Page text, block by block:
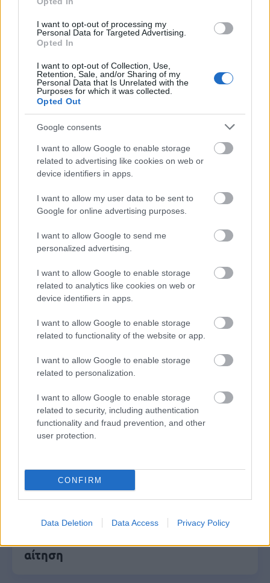
I want to opt-out of processing my
Personal Data for Targeted Advertising.
Opted In
I want to opt-out of Collection, Use,
Retention, Sale, and/or Sharing of my
Personal Data that Is Unrelated with the
Purposes for which it was collected.
Opted Out
Google consents
I want to allow Google to enable storage
related to advertising like cookies on web or
device identifiers in apps.
I want to allow my user data to be sent to
Google for online advertising purposes.
I want to allow Google to send me
personalized advertising.
I want to allow Google to enable storage
related to analytics like cookies on web or
device identifiers in apps.
I want to allow Google to enable storage
related to functionality of the website or app.
I want to allow Google to enable storage
related to personalization.
I want to allow Google to enable storage
related to security, including authentication
functionality and fraud prevention, and other
user protection.
CONFIRM
Data Deletion Data Access Privacy Policy
ΑΣΕΠ: Εξ αποστάσεως η πιο Εύκολη
Πιστοποίηση Υπολογιστών σε 2
μέρες
Μάθε πρώτος όλες τις σημαντικές
ειδήσεις.
Βάλε το proson.gr στα αποτελέσματα
Δημοφιλείς Ειδήσεις
ΟΠΕΚΑ: Μηνιαίο επίδομα έως 210
ευρώ - Πώς θα τα πάρετε
Προσωπικός Βοηθός: Ανοίγουν οι
αλλάζει στο πρόγραμμα
Σωφρονιστικά καταστήματα: 416
αίτηση